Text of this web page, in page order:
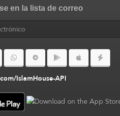
en la lista de correo
IslamHouse-API